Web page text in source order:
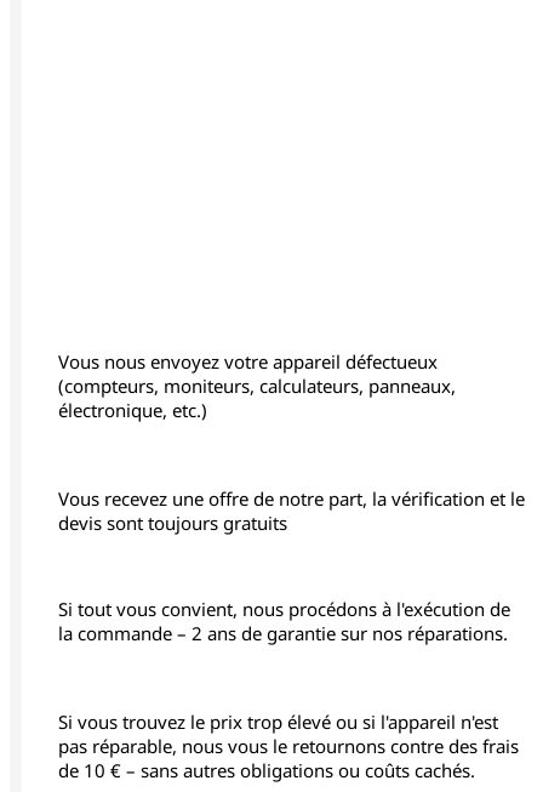
Vous nous envoyez votre appareil défectueux
(compteurs, moniteurs, calculateurs, panneaux,
électronique, etc.)
Vous recevez une offre de notre part, la vérification et le
devis sont toujours gratuits
Si tout vous convient, nous procédons à l'exécution de
la commande – 2 ans de garantie sur nos réparations.
Si vous trouvez le prix trop élevé ou si l'appareil n'est
pas réparable, nous vous le retournons contre des frais
de 10 € – sans autres obligations ou coûts cachés.